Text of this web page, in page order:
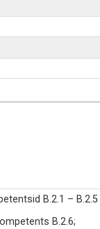
B.2.1 –
B.2.6;